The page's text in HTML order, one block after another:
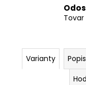
Varianty Popis